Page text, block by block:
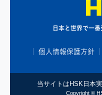
日本と世界で一
個人情報保護方針
当サイトはHSK日本
Copyright ©